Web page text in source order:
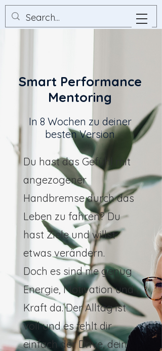
Smart Performance
Mentoring
In 8 Wochen zu deiner
besten Version
Du hast das Gefühl mit
angezogener
Handbremse durch das
Leben zu fahren? Du
hast Ziele und willst
etwas verändern.
Doch es sind nie genug
Energie, Motivation und
Kraft da. Der Alltag ist
voll und es fehlt dir
einfach der Drive, dein